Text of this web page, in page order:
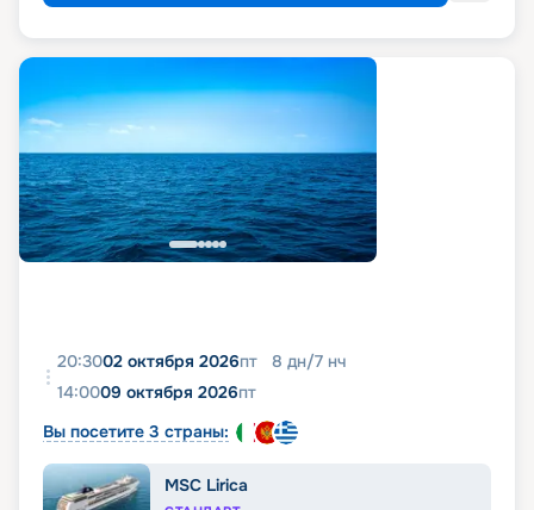
20:3002 октября 2026пт 8 дн/7 нч
14:0009 октября 2026пт
Вы посетите 3 страны:
MSC Lirica